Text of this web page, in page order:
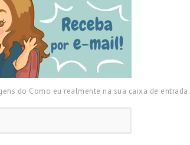
do Como eu realmente na sua caixa de entrada.